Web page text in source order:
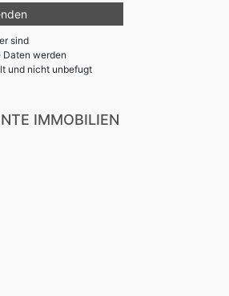
sind
werden
und nicht unbefugt
IMMOBILIEN